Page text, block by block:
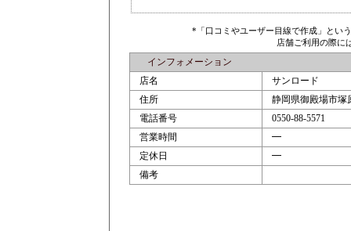
*「口コミやユーザー目線で作成」とい
店舗ご利用の際に
インフォメーション
店名
サンロード
住所
静岡県御殿場市塚
電話番号
0550-88-5571
営業時間
━
定休日
━
備考